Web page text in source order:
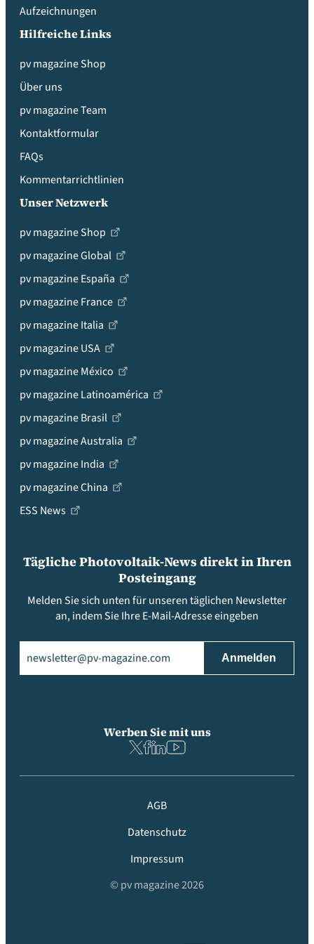
Aufzeichnungen
Hilfreiche Links
pv magazine Shop
Über uns
pv magazine Team
Kontaktformular
FAQs
Kommentarrichtlinien
Unser Netzwerk
pv magazine Shop
pv magazine Global
pv magazine España
pv magazine France
pv magazine Italia
pv magazine USA
pv magazine México
pv magazine Latinoamérica
pv magazine Brasil
pv magazine Australia
pv magazine India
pv magazine China
ESS News
Tägliche Photovoltaik-News direkt in Ihren
Posteingang
Melden Sie sich unten für unseren täglichen Newsletter
an, indem Sie Ihre E-Mail-Adresse eingeben
Werben Sie mit uns
AGB
Datenschutz
Impressum
© pv magazine 2026